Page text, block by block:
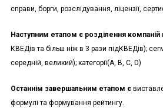
справи, борги, розслідування, ліцензії,
Наступним етапом є розділення компаній
КВЕДів та більш ніж в 3 рази підКВЕДів);
середній, великий); категорії(A, B, C, D)
Останнім завершальним етапом є
формулі та формування рейтингу.